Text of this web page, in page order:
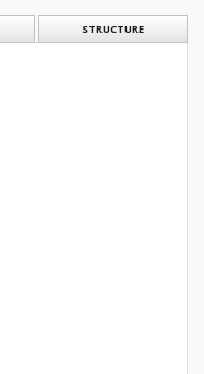
STRUCTURE